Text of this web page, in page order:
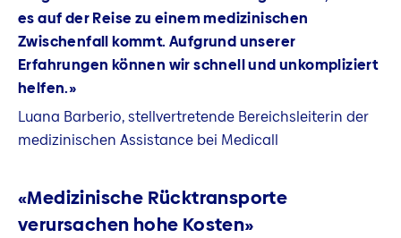
es auf der Reise zu einem medizinischen
Zwischenfall kommt. Aufgrund unserer
Erfahrungen können wir schnell und unkompliziert
helfen.»
Luana Barberio, stellvertretende Bereichsleiterin der
medizinischen Assistance bei Medicall
«Medizinische Rücktransporte
verursachen hohe Kosten»